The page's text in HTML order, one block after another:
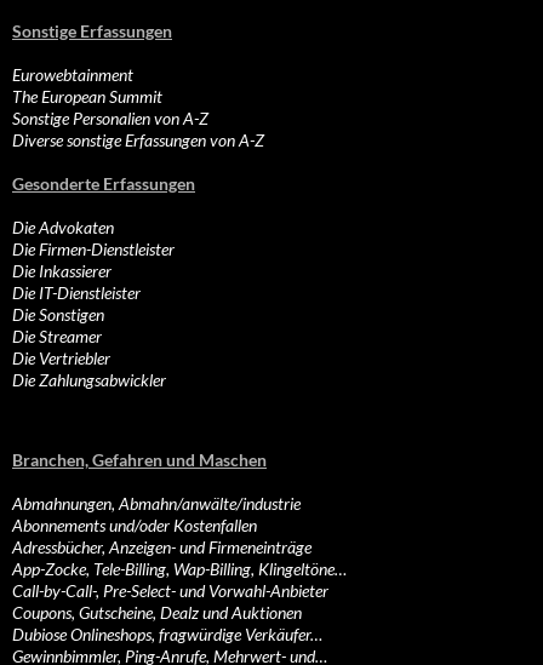
Sonstige Erfassungen
Eurowebtainment
The European Summit
Sonstige Personalien von A-Z
Diverse sonstige Erfassungen von A-Z
Gesonderte Erfassungen
Die Advokaten
Die Firmen-Dienstleister
Die Inkassierer
Die IT-Dienstleister
Die Sonstigen
Die Streamer
Die Vertriebler
Die Zahlungsabwickler
Branchen, Gefahren und Maschen
Abmahnungen, Abmahn/anwälte/industrie
Abonnements und/oder Kostenfallen
Adressbücher, Anzeigen- und Firmeneinträge
App-Zocke, Tele-Billing, Wap-Billing, Klingeltöne…
Call-by-Call-, Pre-Select- und Vorwahl-Anbieter
Coupons, Gutscheine, Dealz und Auktionen
Dubiose Onlineshops, fragwürdige Verkäufer…
Gewinnbimmler, Ping-Anrufe, Mehrwert- und…